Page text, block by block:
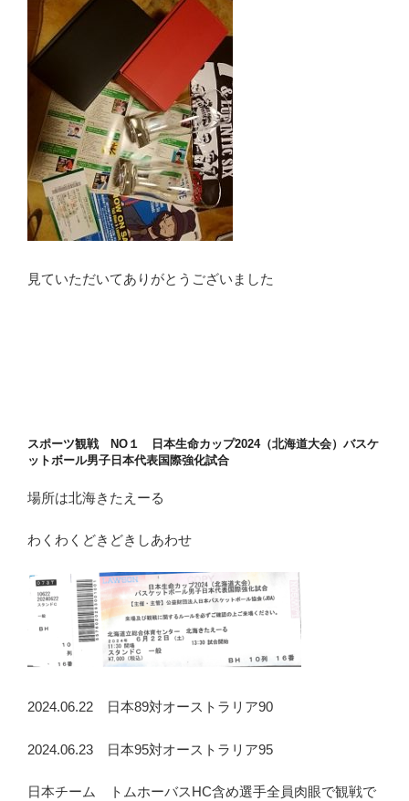
見ていただいてありがとうございました
スポーツ観戦 NO１ 日本生命カップ2024（北海道大会）バスケ
ットボール男子日本代表国際強化試合
場所は北海きたえーる
わくわくどきどきしあわせ
2024.06.22 日本89対オーストラリア90
2024.06.23 日本95対オーストラリア95
日本チーム トムホーバスHC含め選手全員肉眼で観戦で